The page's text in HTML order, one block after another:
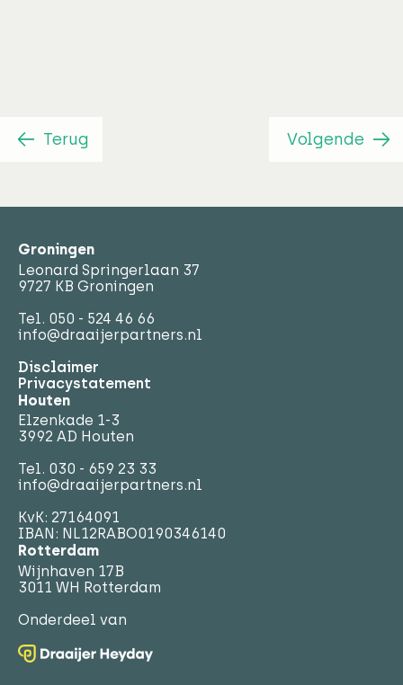
Terug Volgende
Groningen
Leonard Springerlaan 37
9727 KB Groningen
Tel. 050 - 524 46 66
info@draaijerpartners.nl
Disclaimer
Privacystatement
Houten
Elzenkade 1-3
3992 AD Houten
Tel. 030 - 659 23 33
info@draaijerpartners.nl
KvK: 27164091
IBAN: NL12RABO0190346140
Rotterdam
Wijnhaven 17B
3011 WH Rotterdam
Onderdeel van